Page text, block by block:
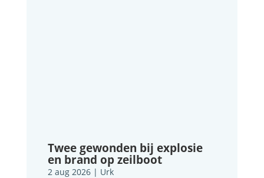
Twee gewonden bij explosie
en brand op zeilboot
2 aug 2026| Urk